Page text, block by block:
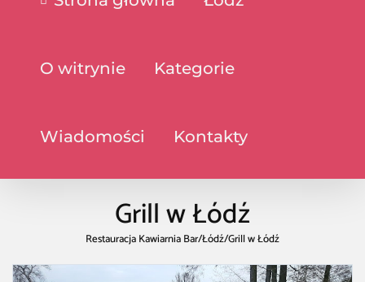
O witrynie Kategorie
Wiadomości Kontakty
Grill w Łódź
Restauracja Kawiarnia Bar/Łódź/Grill w Łódź